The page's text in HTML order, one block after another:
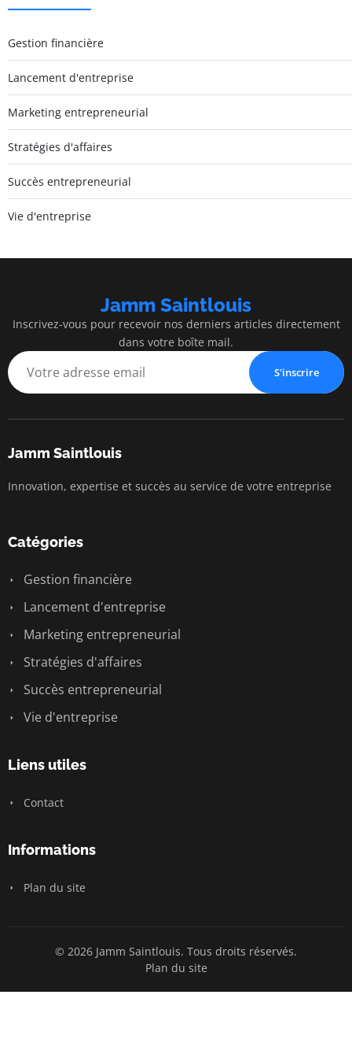
Gestion financière
Lancement d'entreprise
Marketing entrepreneurial
Stratégies d'affaires
Succès entrepreneurial
Vie d'entreprise
Jamm Saintlouis
Inscrivez-vous pour recevoir nos derniers articles directement
dans votre boîte mail.
S'inscrire
Jamm Saintlouis
Innovation, expertise et succès au service de votre entreprise
Catégories
Gestion financière
Lancement d'entreprise
Marketing entrepreneurial
Stratégies d'affaires
Succès entrepreneurial
Vie d'entreprise
Liens utiles
Contact
Informations
Plan du site
© 2026 Jamm Saintlouis. Tous droits réservés.
Plan du site